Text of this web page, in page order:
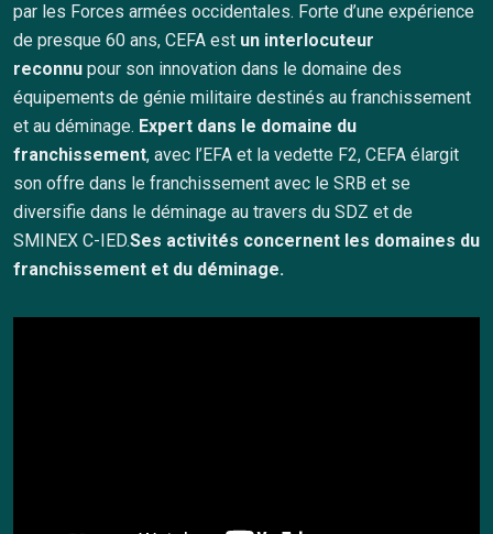
par les Forces armées occidentales. Forte d’une expérience
de presque 60 ans, CEFA est un interlocuteur
reconnu pour son innovation dans le domaine des
équipements de génie militaire destinés au franchissement
et au déminage. Expert dans le domaine du
franchissement, avec l’EFA et la vedette F2, CEFA élargit
son offre dans le franchissement avec le SRB et se
diversifie dans le déminage au travers du SDZ et de
SMINEX C-IED.Ses activités concernent les domaines du
franchissement et du déminage.